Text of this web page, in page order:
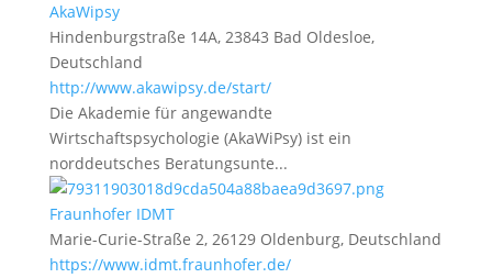
AkaWipsy
Hindenburgstraße 14A, 23843 Bad Oldesloe,
Deutschland
http://www.akawipsy.de/start/
Die Akademie für angewandte
Wirtschaftspsychologie (AkaWiPsy) ist ein
norddeutsches Beratungsunte...
Fraunhofer IDMT
Marie-Curie-Straße 2, 26129 Oldenburg, Deutschland
https://www.idmt.fraunhofer.de/